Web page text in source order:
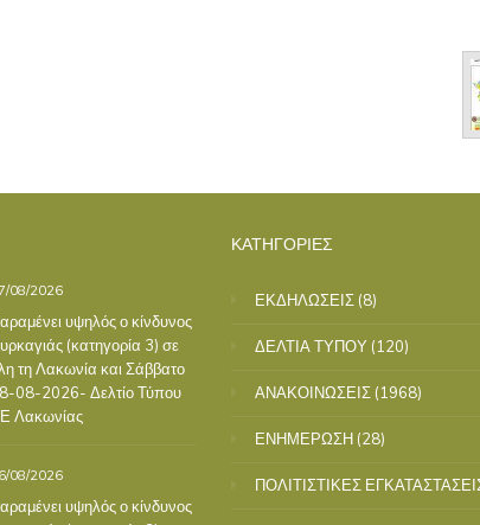
08/2026
υψηλός ο κίνδυνος
(κατηγορία 3) σε
τη Λακωνία και Σάββατο
08-2026- Δελτίο Τύπου
Λακωνίας
08/2026
υψηλός ο κίνδυνος
ΚΑΤΗΓΟΡΙΕΣ
ΕΚΔΗΛΩΣΕΙΣ (8)
ΔΕΛΤΙΑ ΤΥΠΟΥ (120)
ΑΝΑΚΟΙΝΩΣΕΙΣ (1968)
ΕΝΗΜΕΡΩΣΗ (28)
ΠΟΛΙΤΙΣΤΙΚΕΣ